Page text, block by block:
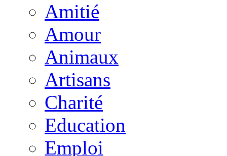
Amitié
Amour
Animaux
Artisans
Charité
Education
Emploi